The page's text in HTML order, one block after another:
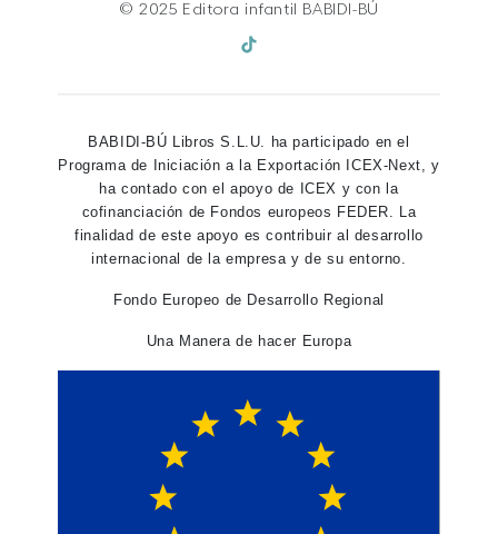
© 2025 Editora infantil BABIDI-BÚ
BABIDI-BÚ Libros S.L.U. ha participado en el
Programa de Iniciación a la Exportación ICEX-Next, y
ha contado con el apoyo de ICEX y con la
cofinanciación de Fondos europeos FEDER. La
finalidad de este apoyo es contribuir al desarrollo
internacional de la empresa y de su entorno.
Fondo Europeo de Desarrollo Regional
Una Manera de hacer Europa